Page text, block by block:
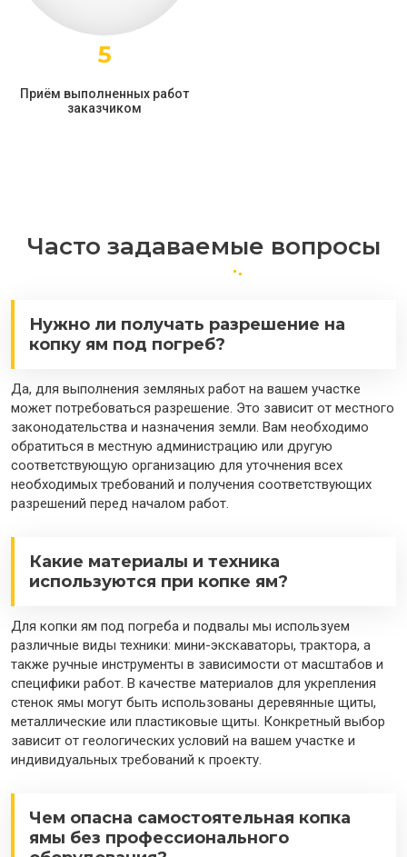
5
Приём выполненных работ
заказчиком
Часто задаваемые вопросы
Нужно ли получать разрешение на
копку ям под погреб?
Да, для выполнения земляных работ на вашем участке
может потребоваться разрешение. Это зависит от местного
законодательства и назначения земли. Вам необходимо
обратиться в местную администрацию или другую
соответствующую организацию для уточнения всех
необходимых требований и получения соответствующих
разрешений перед началом работ.
Какие материалы и техника
используются при копке ям?
Для копки ям под погреба и подвалы мы используем
различные виды техники: мини-экскаваторы, трактора, а
также ручные инструменты в зависимости от масштабов и
специфики работ. В качестве материалов для укрепления
стенок ямы могут быть использованы деревянные щиты,
металлические или пластиковые щиты. Конкретный выбор
зависит от геологических условий на вашем участке и
индивидуальных требований к проекту.
Чем опасна самостоятельная копка
ямы без профессионального